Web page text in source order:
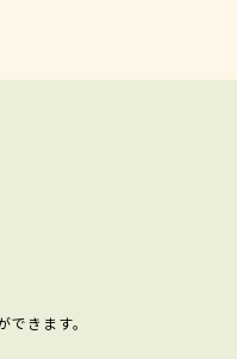
きます。